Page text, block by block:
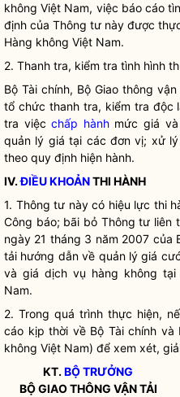
không Việt Nam, việc báo cáo
định của Thông tư này được
Hàng không Việt Nam.
2. Thanh tra, kiểm tra tình hình
Bộ Tài chính, Bộ Giao thông
tổ chức thanh tra, kiểm tra độc
tra việcchấp hànhmức giá và
quản lý giá tại các đơn vị; xử
theo quy định hiện hành.
IV.ĐIỀU KHOẢNTHI HÀNH
1. Thông tư này có hiệu lực thi
Công báo; bãi bỏ Thông tư liên
ngày 21 tháng 3 năm 2007 của
tải hướng dẫn về quản lý giá
và giá dịch vụ hàng không tại
Nam.
2. Trong quá trình thực hiện,
cáo kịp thời về Bộ Tài chính và
không Việt Nam) để xem xét,
KT.BỘ TRƯỞNG
BỘ GIAO THÔNG VẬN TẢI